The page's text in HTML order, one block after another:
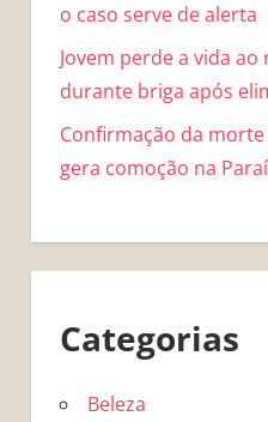
o caso serve de alerta
Jovem perde a vida
durante briga após
Confirmação da
gera comoção na
Categorias
Beleza